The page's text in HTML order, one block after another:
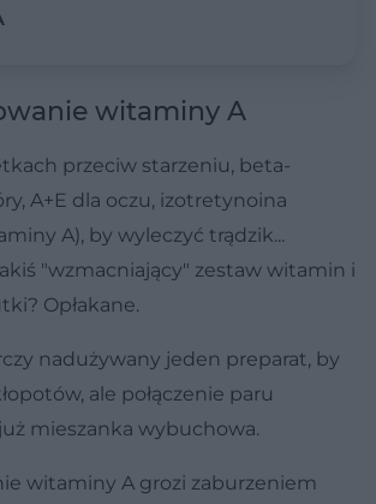
witaminy A
przeciw starzeniu, beta-
A+E dla oczu, izotretynoina
A), by wyleczyć trądzik...
"wzmacniający" zestaw witamin i
Opłakane.
nadużywany jeden preparat, by
ale połączenie paru
mieszanka wybuchowa.
witaminy A grozi zaburzeniem